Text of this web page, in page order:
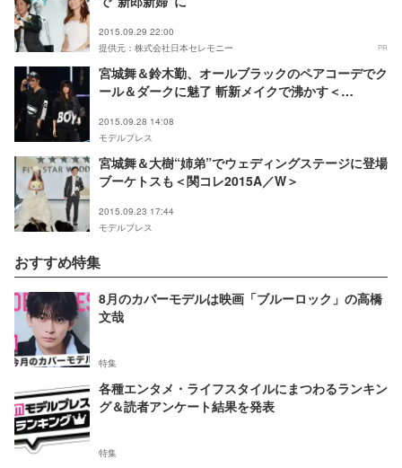
2015.09.29 22:00
提供元：株式会社日本セレモニー
PR
宮城舞＆鈴木勤、オールブラックのペアコーデでク
ール＆ダークに魅了 斬新メイクで沸かす＜
2015.09.28 14:08
モデルプレス
宮城舞＆大樹“姉弟”でウェディングステージに登場
ブーケトスも＜関コレ2015A／W＞
2015.09.23 17:44
モデルプレス
おすすめ特集
8月のカバーモデルは映画「ブルーロック」の高橋
文哉
特集
各種エンタメ・ライフスタイルにまつわるランキン
グ＆読者アンケート結果を発表
特集